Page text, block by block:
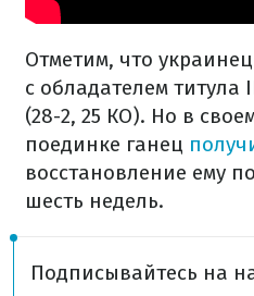
Отметим, что
с обладателем
(28-2, 25 КО). Но в
поединке ганец
восстановление ему
шесть недель.
Подписывайтесь на